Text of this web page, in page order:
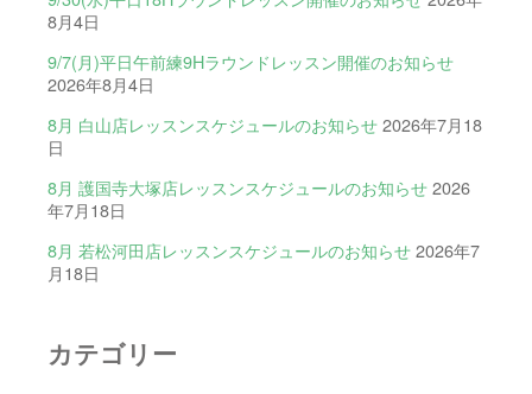
8月4日
9/7(月)平日午前練9Hラウンドレッスン開催のお知らせ
2026年8月4日
8月 白山店レッスンスケジュールのお知らせ 2026年7月18
日
8月 護国寺大塚店レッスンスケジュールのお知らせ 2026
年7月18日
8月 若松河田店レッスンスケジュールのお知らせ 2026年7
月18日
カテゴリー